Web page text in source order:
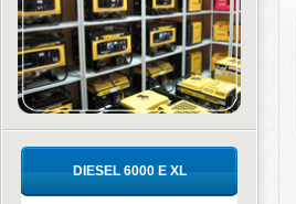
DIESEL 6000 E XL